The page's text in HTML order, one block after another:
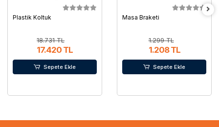
Plastik Koltuk
18.731 TL
17.420 TL
Sepete Ekle
Masa Braketi
1.299 TL
1.208 TL
Sepete Ekle